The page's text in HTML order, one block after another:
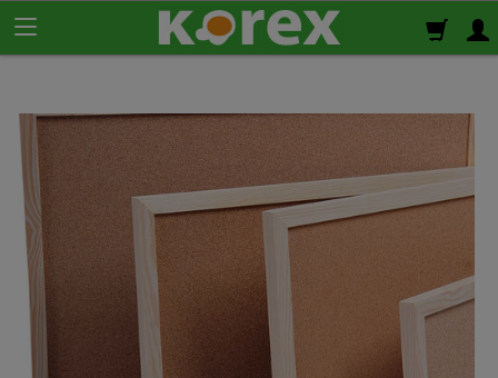
Korek ścienny
Płyty korkowe
Rolki korkowe
Podkład korkowy
pod panele
Korek izolacyjny
Izolacja termiczno-akustyczna